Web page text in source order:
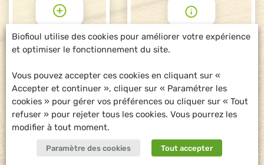
POUR ALLER
PLUS LOIN
DEMANDE
D'INFORMATIONS
Biofioul utilise des cookies pour améliorer votre expérience
et optimiser le fonctionnement du site.
Vous pouvez accepter ces cookies en cliquant sur «
Accepter et continuer », cliquer sur « Paramétrer les
cookies » pour gérer vos préférences ou cliquer sur « Tout
refuser » pour rejeter tous les cookies. Vous pourrez les
modifier à tout moment.
Paramètre des cookies Tout accepter